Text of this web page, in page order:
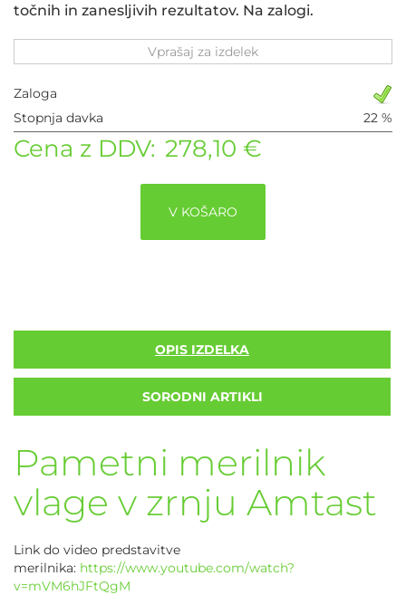
točnih in zanesljivih rezultatov. Na zalogi.
Vprašaj za izdelek
Zaloga
Stopnja davka
22 %
Cena z DDV: 278,10 €
V KOŠARO
OPIS IZDELKA
SORODNI ARTIKLI
Pametni merilnik
vlage v zrnju Amtast
Link do video predstavitve
merilnika: https://www.youtube.com/watch?
v=mVM6hJFtQgM